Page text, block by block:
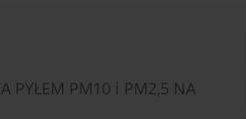
PYŁEM PM10 i PM2,5 NA